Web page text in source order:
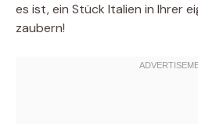
es ist, ein Stück Italien in Ihrer
zaubern!